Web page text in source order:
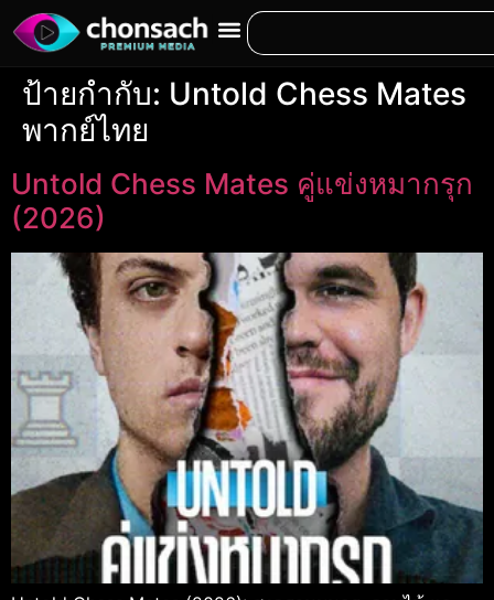
ป้ายกำกับ: Untold Chess Mates
พากย์ไทย
Untold Chess Mates คู่แข่งหมากรุก
(2026)